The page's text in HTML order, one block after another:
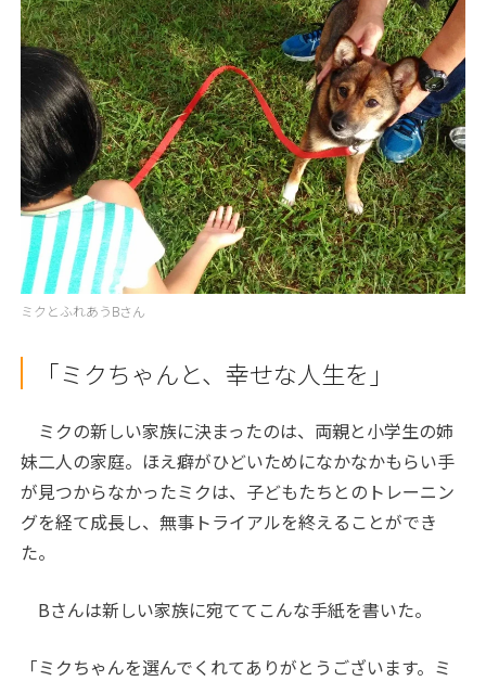
ミクとふれあうBさん
「ミクちゃんと、幸せな人生を」
ミクの新しい家族に決まったのは、両親と小学生の姉
妹二人の家庭。ほえ癖がひどいためになかなかもらい手
が見つからなかったミクは、子どもたちとのトレーニン
グを経て成長し、無事トライアルを終えることができ
た。
Bさんは新しい家族に宛ててこんな手紙を書いた。
「ミクちゃんを選んでくれてありがとうございます。ミ